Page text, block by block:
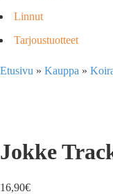
Linnut
Tarjoustuotteet
Etusivu » Kauppa »
Jokke
16,90€